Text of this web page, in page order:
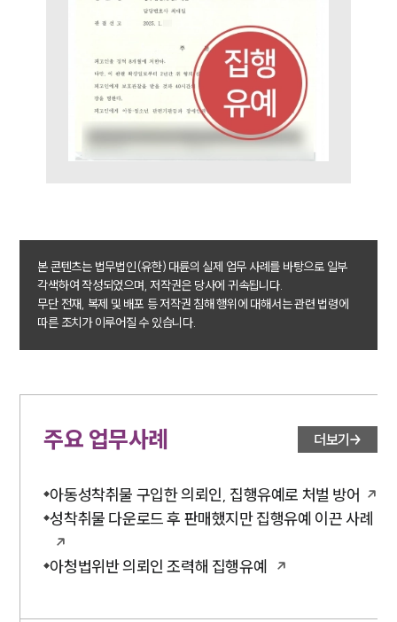
대륜법률상담예약
대륜법률상담예약
본 콘텐츠는 법무법인(유한) 대륜의 실제 업무 사례를 바탕으로 일부
각색하여 작성되었으며, 저작권은 당사에 귀속됩니다.
무단 전재, 복제 및 배포 등 저작권 침해 행위에 대해서는 관련 법령에
따른 조치가 이루어질 수 있습니다.
주요 업무사례 더보기
아동성착취물 구입한 의뢰인, 집행유예로 처벌 방어
성착취물 다운로드 후 판매했지만 집행유예 이끈 사례
아청법위반 의뢰인 조력해 집행유예